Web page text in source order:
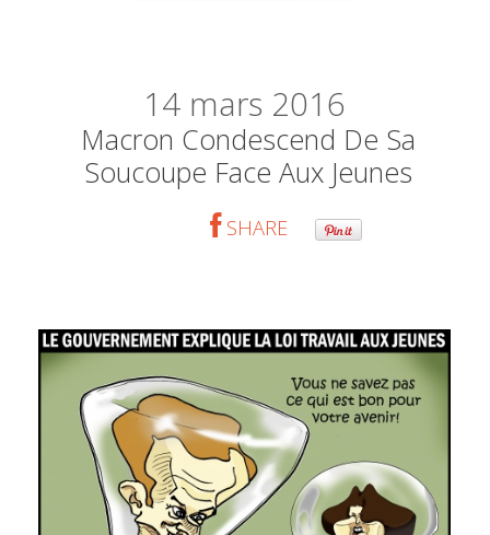
14 mars 2016
Macron Condescend De Sa
Soucoupe Face Aux Jeunes
SHARE